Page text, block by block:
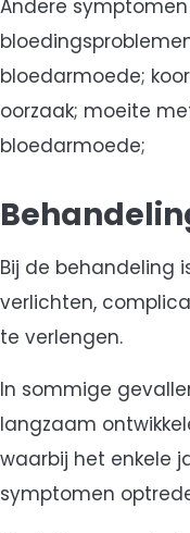
Andere
bloedarmoede;
oorzaak; moeite
bloedarmoede;
Bij de behandeling
verlichten,
te verlengen.
In sommige
langzaam
waarbij het enkele
symptomen